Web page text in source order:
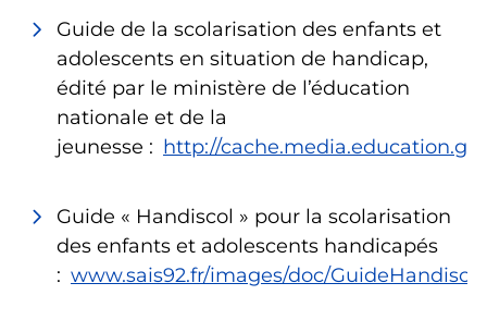
Guide de la scolarisation des enfants et
adolescents en situation de handicap,
édité par le ministère de l’éducation
nationale et de la
jeunesse : http://
Guide « Handiscol » pour la scolarisation
des enfants et adolescents handicapés
: www.sais92.fr/images/doc/